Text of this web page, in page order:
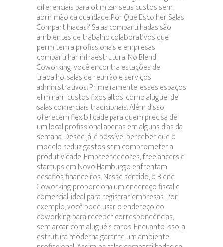
diferenciais para otimizar seus custos sem
abrir mão da qualidade. Por Que Escolher Salas
Compartilhadas? Salas compartilhadas são
ambientes de trabalho colaborativos que
permitem a profissionais e empresas
compartilhar infraestrutura. No Blend
Coworking, você encontra estações de
trabalho, salas de reunião e serviços
administrativos. Primeiramente, esses espaços
eliminam custos fixos altos, como aluguel de
salas comerciais tradicionais. Além disso,
oferecem flexibilidade para quem precisa de
um local profissional apenas em alguns dias da
semana. Desde já, é possível perceber que o
modelo reduz gastos sem comprometer a
produtividade. Empreendedores, freelancers e
startups em Novo Hamburgo enfrentam
desafios financeiros. Nesse sentido, o Blend
Coworking proporciona um endereço fiscal e
comercial, ideal para registrar empresas. Por
exemplo, você pode usar o endereço do
coworking para receber correspondências,
sem arcar com aluguéis caros. Enquanto isso, a
estrutura moderna garante um ambiente